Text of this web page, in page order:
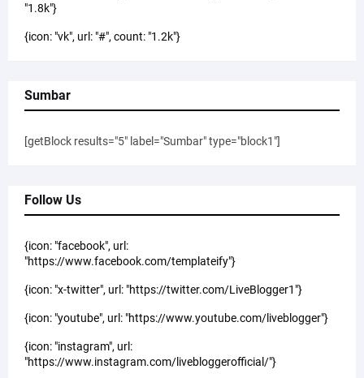
"1.8k"}
{icon: "vk", url: "#", count: "1.2k"}
Sumbar
[getBlock results="5" label="Sumbar" type="block1"]
Follow Us
{icon: "facebook", url:
"https://www.facebook.com/templateify"}
{icon: "x-twitter", url: "https://twitter.com/LiveBlogger1"}
{icon: "youtube", url: "https://www.youtube.com/liveblogger"}
{icon: "instagram", url:
"https://www.instagram.com/livebloggerofficial/"}